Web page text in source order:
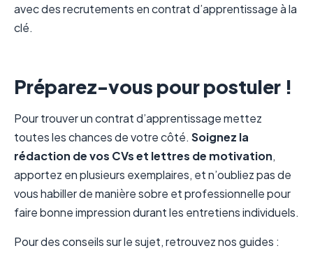
avec des recrutements en contrat d’apprentissage à la
clé.
Préparez-vous pour postuler !
Pour trouver un contrat d’apprentissage mettez
toutes les chances de votre côté. Soignez la
rédaction de vos CVs et lettres de motivation,
apportez en plusieurs exemplaires, et n’oubliez pas de
vous habiller de manière sobre et professionnelle pour
faire bonne impression durant les entretiens individuels.
Pour des conseils sur le sujet, retrouvez nos guides :